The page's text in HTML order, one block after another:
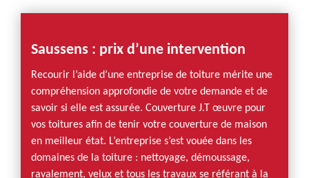
Saussens : prix d’une intervention
Recourir l’aide d’une entreprise de toiture mérite une
compréhension approfondie de votre demande et de
savoir si elle est assurée. Couverture J.T œuvre pour
vos toitures afin de tenir votre couverture de maison
en meilleur état. L’entreprise s’est vouée dans les
domaines de la toiture : nettoyage, démoussage,
ravalement, velux et tous les travaux se référant à la